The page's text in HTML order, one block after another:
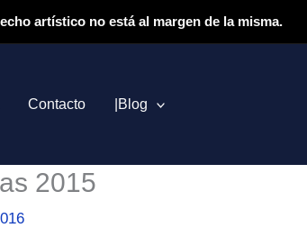
artístico no está al margen de la misma.
Contacto |Blog
2015